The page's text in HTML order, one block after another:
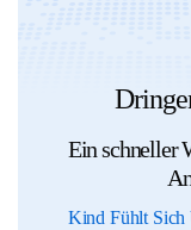
Ein schneller
Kind Fühlt Sich